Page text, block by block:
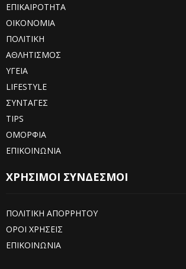
ΕΠΙΚΑΙΡΟΤΗΤΑ
ΟΙΚΟΝΟΜΙΑ
ΠΟΛΙΤΙΚΗ
ΑΘΛΗΤΙΣΜΟΣ
ΥΓΕΙΑ
LIFESTYLE
ΣΥΝΤΑΓΕΣ
TIPS
ΟΜΟΡΦΙΑ
ΕΠΙΚΟΙΝΩΝΙΑ
ΧΡΗΣΙΜΟΙ ΣΥΝΔΕΣΜΟΙ
ΠΟΛΙΤΙΚΗ ΑΠΟΡΡΗΤΟΥ
ΟΡΟΙ ΧΡΗΣΕΙΣ
ΕΠΙΚΟΙΝΩΝΙΑ